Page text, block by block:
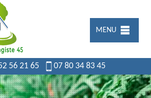
MENU
56 21 65 07 80 34 83 45